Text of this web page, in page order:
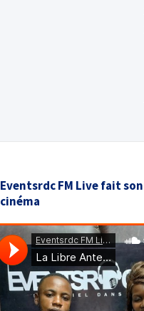
Eventsrdc FM Live fait son
cinéma